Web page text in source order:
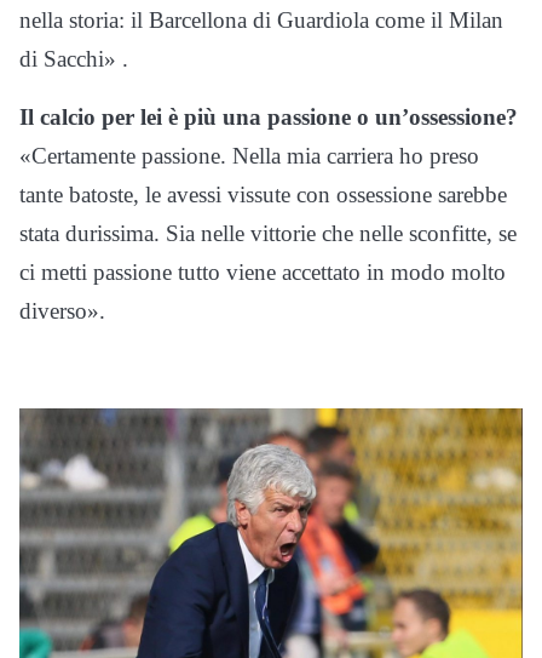
nella storia: il Barcellona di Guardiola come il Milan
di Sacchi» .
Il calcio per lei è più una passione o un’ossessione?
«Certamente passione. Nella mia carriera ho preso
tante batoste, le avessi vissute con ossessione sarebbe
stata durissima. Sia nelle vittorie che nelle sconfitte, se
ci metti passione tutto viene accettato in modo molto
diverso».